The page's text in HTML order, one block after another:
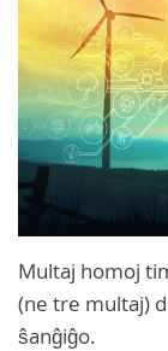
Multaj homoj
(ne tre multaj)
ŝanĝiĝo.